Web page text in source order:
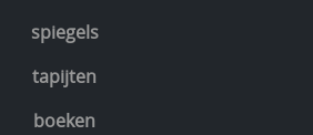
spiegels
tapijten
boeken